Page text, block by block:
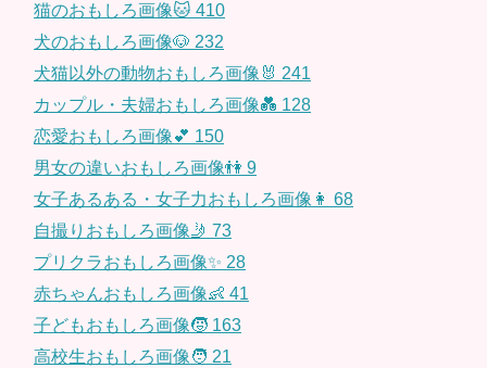
猫のおもしろ画像🐱 410
犬のおもしろ画像🐶 232
犬猫以外の動物おもしろ画像🐰 241
カップル・夫婦おもしろ画像💑 128
恋愛おもしろ画像💕 150
男女の違いおもしろ画像👫 9
女子あるある・女子力おもしろ画像👩 68
自撮りおもしろ画像🤳 73
プリクラおもしろ画像✨ 28
赤ちゃんおもしろ画像👶 41
子どもおもしろ画像🧒 163
高校生おもしろ画像🧑 21